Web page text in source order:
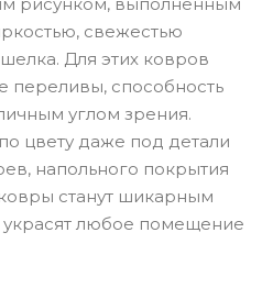
свежестью
Для этих ковров
переливы, способность
углом зрения.
цвету даже под детали
напольного покрытия
станут шикарным
любое помещение